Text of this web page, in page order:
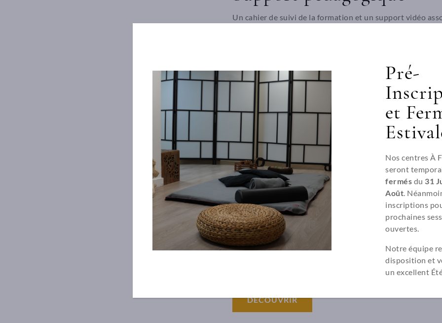
Un cahier de suivi de la formation et un support vidéo
Méthode pédagogique
Méthode participative et active.
Le formateur apporte un accompagnement
facilité de compréhension. Le stagiaire applique les
modèle, en pratiquant librement et en analysant les
Plannings
DÉCOUVRIR
Pré-
et
Nos centres À
seront
fermés du 31
Août.
inscriptions
prochaines
ouvertes.
Notre équipe
disposition et
un excellent